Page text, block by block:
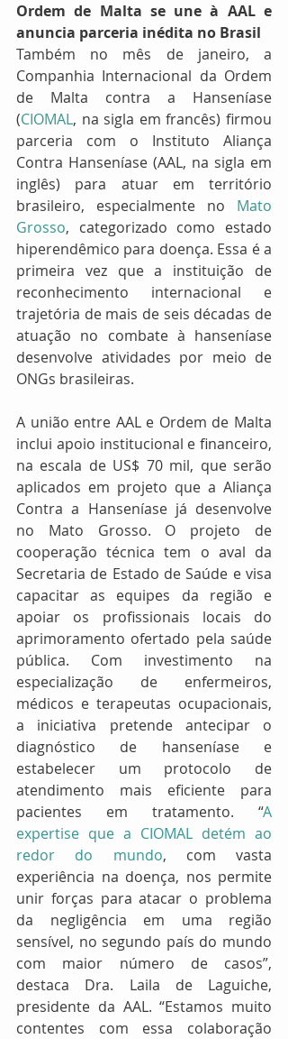
Ordem de Malta se une à AAL e
anuncia parceria inédita no Brasil
Também no mês de janeiro, a
Companhia Internacional da Ordem
de Malta contra a Hanseníase
(CIOMAL, na sigla em francês) firmou
parceria com o Instituto Aliança
Contra Hanseníase (AAL, na sigla em
inglês) para atuar em território
brasileiro, especialmente no Mato
Grosso, categorizado como estado
hiperendêmico para doença. Essa é a
primeira vez que a instituição de
reconhecimento internacional e
trajetória de mais de seis décadas de
atuação no combate à hanseníase
desenvolve atividades por meio de
ONGs brasileiras.
A união entre AAL e Ordem de Malta
inclui apoio institucional e financeiro,
na escala de US$ 70 mil, que serão
aplicados em projeto que a Aliança
Contra a Hanseníase já desenvolve
no Mato Grosso. O projeto de
cooperação técnica tem o aval da
Secretaria de Estado de Saúde e visa
capacitar as equipes da região e
apoiar os profissionais locais do
aprimoramento ofertado pela saúde
pública. Com investimento na
especialização de enfermeiros,
médicos e terapeutas ocupacionais,
a iniciativa pretende antecipar o
diagnóstico de hanseníase e
estabelecer um protocolo de
atendimento mais eficiente para
pacientes em tratamento. “A
expertise que a CIOMAL detém ao
redor do mundo, com vasta
experiência na doença, nos permite
unir forças para atacar o problema
da negligência em uma região
sensível, no segundo país do mundo
com maior número de casos”,
destaca Dra. Laila de Laguiche,
presidente da AAL. “Estamos muito
contentes com essa colaboração